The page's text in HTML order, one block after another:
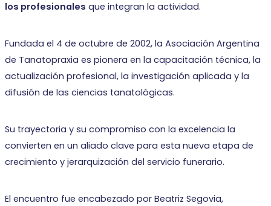
los profesionales que integran la actividad.
Fundada el 4 de octubre de 2002, la Asociación Argentina
de Tanatopraxia es pionera en la capacitación técnica, la
actualización profesional, la investigación aplicada y la
difusión de las ciencias tanatológicas.
Su trayectoria y su compromiso con la excelencia la
convierten en un aliado clave para esta nueva etapa de
crecimiento y jerarquización del servicio funerario.
El encuentro fue encabezado por Beatriz Segovia,